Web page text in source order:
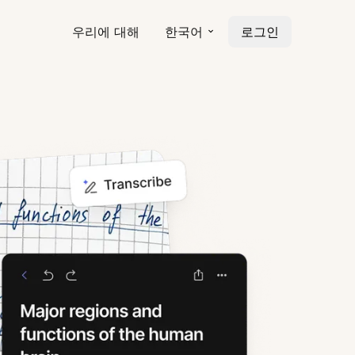
우리에 대해 한국어 로그인